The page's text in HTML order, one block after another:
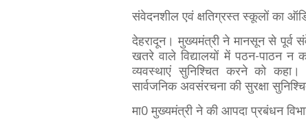
संवेदनशील एवं क्षतिग्रस्त स्कूलों का
देहरादून। मुख्यमंत्री ने मानसून से पूर्व
खतरे वाले विद्यालयों में पठन-पाठन न
व्यवस्थाएं सुनिश्चित करने को कहा।
सार्वजनिक अवसंरचना की सुरक्षा
मा0 मुख्यमंत्री ने की आपदा प्रबंधन